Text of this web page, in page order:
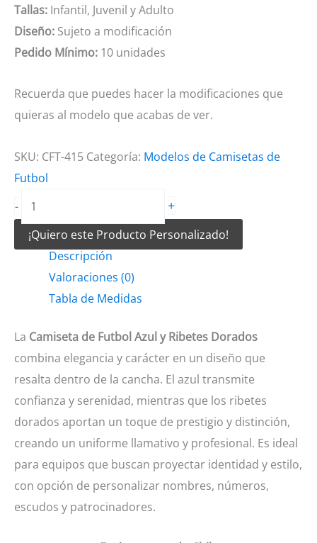
Tallas: Infantil, Juvenil y Adulto
Diseño: Sujeto a modificación
Pedido Mínimo: 10 unidades
Recuerda que puedes hacer la modificaciones que
quieras al modelo que acabas de ver.
SKU: CFT-415 Categoría: Modelos de Camisetas de
Futbol
-
Camiseta
de
Futbol
ribetes
+
¡Quiero este Producto Personalizado!
Descripción
Valoraciones (0)
Tabla de Medidas
La Camiseta de Futbol Azul y Ribetes Dorados
combina elegancia y carácter en un diseño que
resalta dentro de la cancha. El azul transmite
confianza y serenidad, mientras que los ribetes
dorados aportan un toque de prestigio y distinción,
creando un uniforme llamativo y profesional. Es ideal
para equipos que buscan proyectar identidad y estilo,
con opción de personalizar nombres, números,
escudos y patrocinadores.